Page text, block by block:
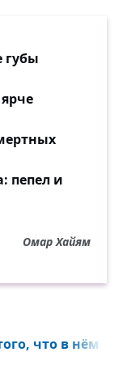
губы
пепел и
Омар Хайям
что в нём